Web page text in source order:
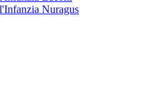
Nuragus